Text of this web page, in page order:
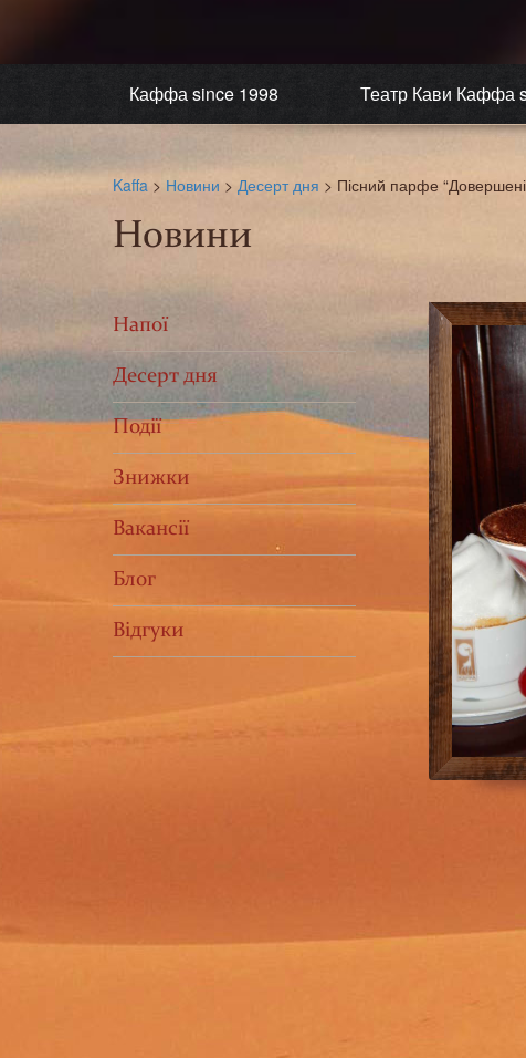
Каффа since 1998 Театр Кави Каффа
Kaffa > Новини > Десерт дня > Пісний парфе
Новини
Напої
Десерт дня
Події
Знижки
Вакансії
Блог
Відгуки